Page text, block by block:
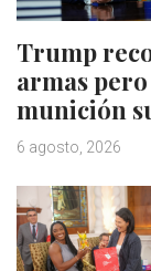
Trump
armas
munición
6 agosto, 2026